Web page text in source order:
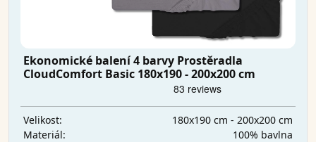
Ekonomické balení 4 barvy Prostěradla
CloudComfort Basic 180x190 - 200x200 cm
Velikost:
180x190 cm - 200x200 cm
Materiál:
100% bavlna